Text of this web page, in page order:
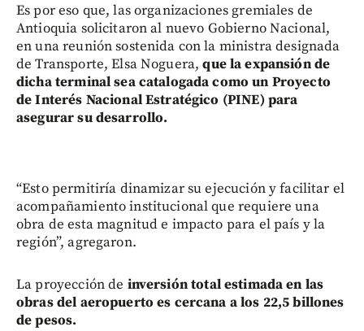
Es por eso que, las organizaciones gremiales de
Antioquia solicitaron al nuevo Gobierno Nacional,
en una reunión sostenida con la ministra designada
de Transporte, Elsa Noguera,que la expansión de
dicha terminal sea catalogada como un Proyecto
de Interés Nacional Estratégico (PINE) para
asegurar su desarrollo.
“Esto permitiría dinamizar su ejecución y facilitar el
acompañamiento institucional que requiere una
obra de esta magnitud e impacto para el país y la
región”, agregaron.
La proyección de inversión total estimada en las
obras del aeropuerto es cercana a los 22,5 billones
de pesos.